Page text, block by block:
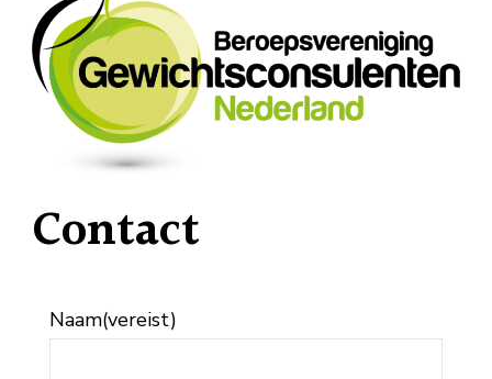
Contact
Naam(vereist)